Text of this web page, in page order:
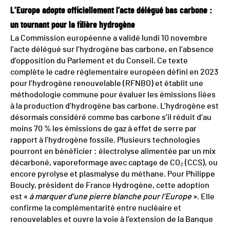
L’Europe adopte officiellement l’acte délégué bas carbone :
un tournant pour la filière hydrogène
La Commission européenne a validé lundi 10 novembre
l’acte délégué sur l’hydrogène bas carbone, en l’absence
d’opposition du Parlement et du Conseil. Ce texte
complète le cadre réglementaire européen défini en 2023
pour l’hydrogène renouvelable (RFNBO) et établit une
méthodologie commune pour évaluer les émissions liées
à la production d’hydrogène bas carbone. L’hydrogène est
désormais considéré comme bas carbone s’il réduit d’au
moins 70 % les émissions de gaz à effet de serre par
rapport à l’hydrogène fossile. Plusieurs technologies
pourront en bénéficier : électrolyse alimentée par un mix
décarboné, vaporeformage avec captage de CO₂ (CCS), ou
encore pyrolyse et plasmalyse du méthane. Pour Philippe
Boucly, président de France Hydrogène, cette adoption
est « à marquer d’une pierre blanche pour l’Europe ». Elle
confirme la complémentarité entre nucléaire et
renouvelables et ouvre la voie à l’extension de la Banque